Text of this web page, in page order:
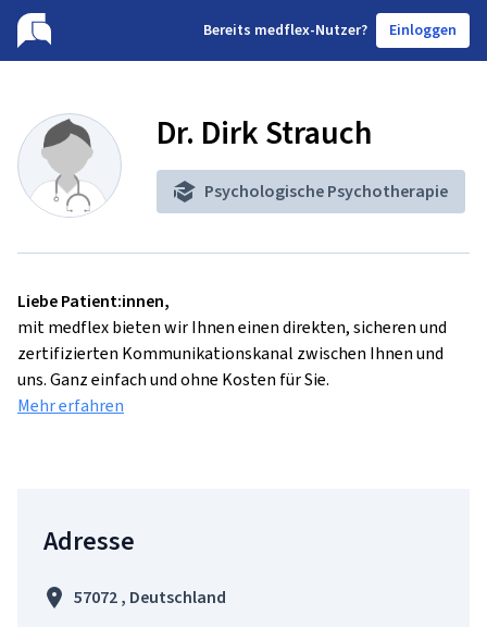
Bereits medflex-Nutzer? Einloggen
Dr. Dirk Strauch
Psychologische Psychotherapie
Liebe Patient:innen,
mit medflex bieten wir Ihnen einen direkten, sicheren und
zertifizierten Kommunikationskanal zwischen Ihnen und
uns. Ganz einfach und ohne Kosten für Sie.
Mehr erfahren
Adresse
57072 , Deutschland